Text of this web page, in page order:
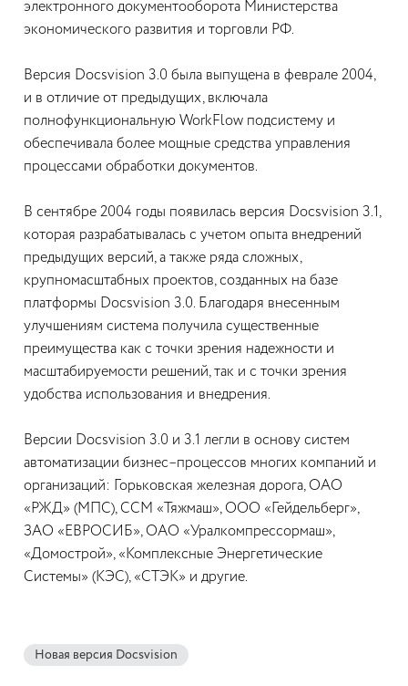
электронного документооборота Министерства
экономического развития и торговли РФ.
Версия Docsvision 3.0 была выпущена в феврале 2004,
и в отличие от предыдущих, включала
полнофункциональную WorkFlow подсистему и
обеспечивала более мощные средства управления
процессами обработки документов.
В сентябре 2004 годы появилась версия Docsvision 3.1,
которая разрабатывалась с учетом опыта внедрений
предыдущих версий, а также ряда сложных,
крупномасштабных проектов, созданных на базе
платформы Docsvision 3.0. Благодаря внесенным
улучшениям система получила существенные
преимущества как с точки зрения надежности и
масштабируемости решений, так и с точки зрения
удобства использования и внедрения.
Версии Docsvision 3.0 и 3.1 легли в основу систем
автоматизации бизнес–процессов многих компаний и
организаций: Горьковская железная дорога, ОАО
«РЖД» (МПС), ССМ «Тяжмаш», ООО «Гейдельберг»,
ЗАО «ЕВРОСИБ», ОАО «Уралкомпрессормаш»,
«Домострой», «Комплексные Энергетические
Системы» (КЭС), «СТЭК» и другие.
Новая версия Docsvision